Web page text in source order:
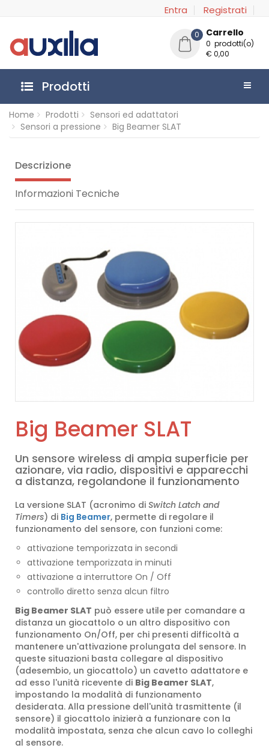
Entra Registrati
0 Carrello
0 prodotti(o)
€ 0,00
Prodotti
Home Prodotti
Sensori ed adattatori
Sensori a pressione
Big Beamer SLAT
Descrizione
Informazioni Tecniche
Big Beamer SLAT
Un sensore wireless di ampia superficie per
azionare, via radio, dispositivi e apparecchi
a distanza, regolandone il funzionamento
La versione SLAT (acronimo di Switch Latch and
Timers) di Big Beamer, permette di regolare il
funzionamento del sensore, con funzioni come:
attivazione temporizzata in secondi
attivazione temporizzata in minuti
attivazione a interruttore On / Off
controllo diretto senza alcun filtro
Big Beamer SLAT può essere utile per comandare a
distanza un giocattolo o un altro dispositivo con
funzionamento On/Off, per chi presenti difficoltà a
mantenere un'attivazione prolungata del sensore. In
queste situazioni basta collegare al dispositivo
(adesembio, un giocattolo) un cavetto adattatore e
ad esso l'unità ricevente di Big Beamer SLAT,
impostando la modalità di funzionamento
desiderata. Alla pressione dell'unità trasmittente (il
sensore) il giocattolo inizierà a funzionare con la
modalità impostata, senza che alcun cavo lo colleghi
al sensore.